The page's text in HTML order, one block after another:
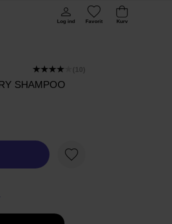
Log ind Favorit Kurv
(10)
SHAMPOO
Favorit